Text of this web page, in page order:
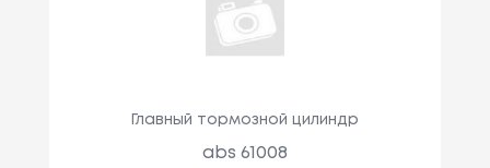
Главный тормозной цилиндр
abs 61008